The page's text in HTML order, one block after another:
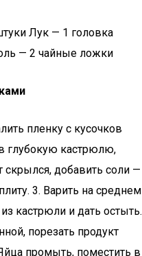
Лук — 1 головка
— 2 чайные ложки
пленку с кусочков
глубокую кастрюлю,
скрылся, добавить соли —
3. Варить на среднем
кастрюли и дать остыть.
порезать продукт
промыть, поместить в